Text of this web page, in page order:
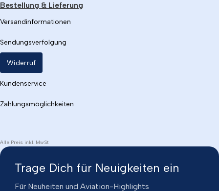
Bestellung & Lieferung
Versandinformationen
Sendungsverfolgung
Widerruf
Kundenservice
Zahlungsmöglichkeiten
Alle Preis inkl. MwSt
Trage Dich für Neuigkeiten ein
Für Neuheiten und Aviation-Highlights